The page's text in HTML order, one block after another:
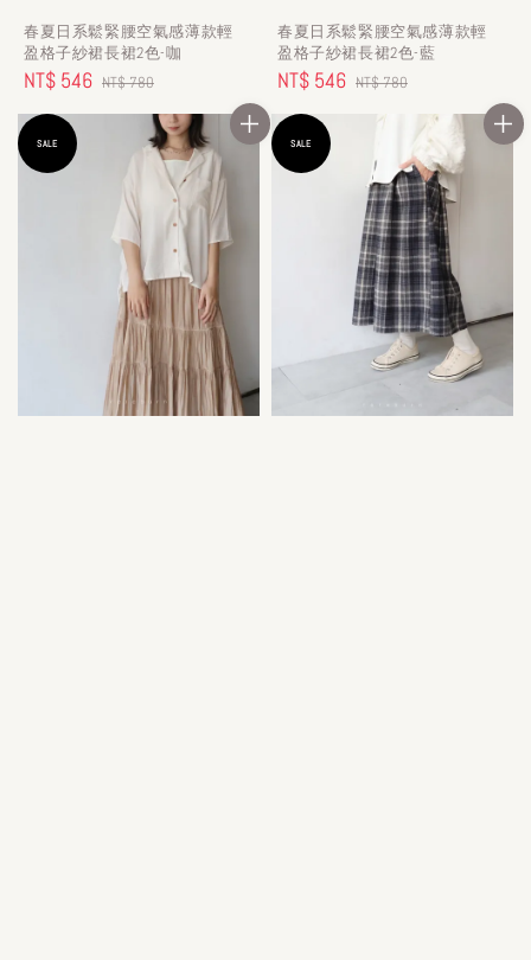
春夏日系鬆緊腰空氣感薄款輕
盈格子紗裙長裙2色-咖
Sale
price
NT$ 546 Regular
price
NT$ 780
春夏日系鬆緊腰空氣感薄款輕
盈格子紗裙長裙2色-藍
Sale
price
NT$ 546 Regular
price
NT$ 780
SALE SALE